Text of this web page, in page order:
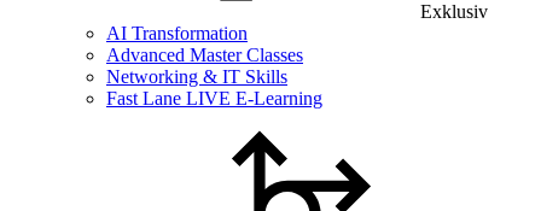
Exklusiv
AI Transformation
Advanced Master Classes
Networking & IT Skills
Fast Lane LIVE E-Learning